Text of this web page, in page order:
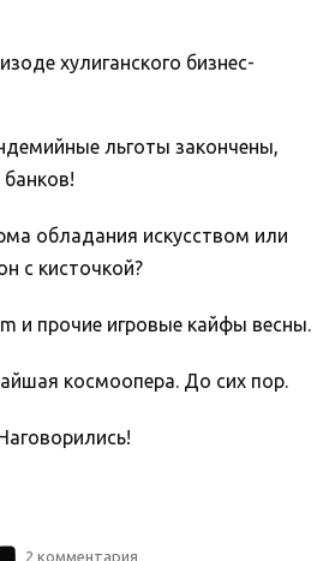
хулиганского бизнес-
льготы закончены,
обладания искусством или
с кисточкой?
и прочие игровые кайфы весны.
космоопера. До сих пор.
2 комментария